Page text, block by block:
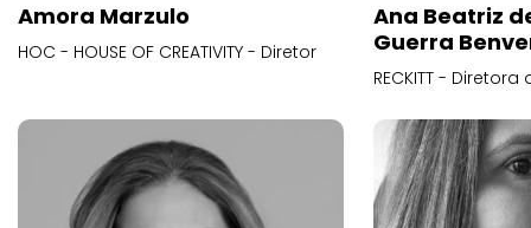
Amora Marzulo
HOC - HOUSE OF CREATIVITY - Diretor
Ana Beatriz
Guerra
RECKITT -